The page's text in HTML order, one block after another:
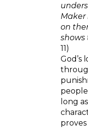
Maker
on
shows
11)
God’s
long